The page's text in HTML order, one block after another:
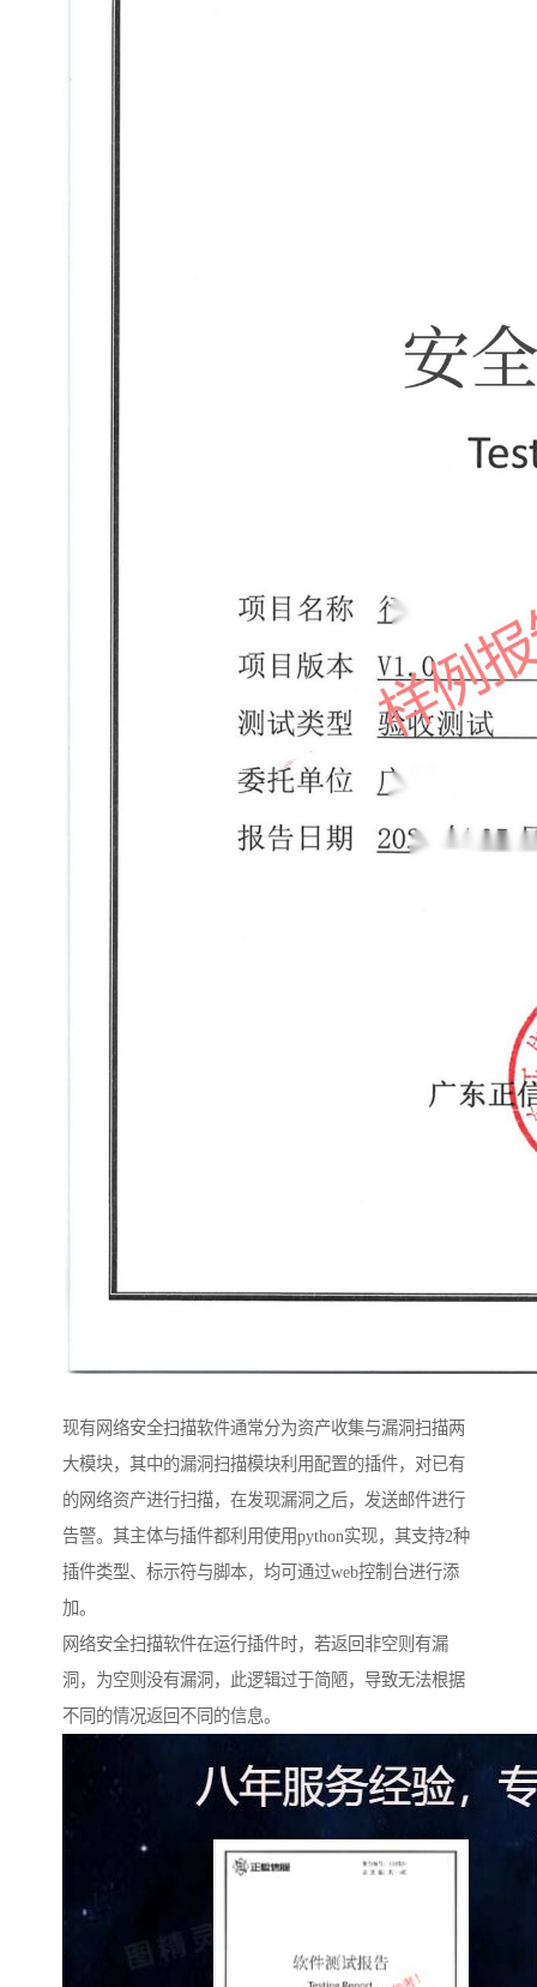
现有网络安全扫描软件通常分为资产收集与漏洞扫描两
大模块，其中的漏洞扫描模块利用配置的插件，对已有
的网络资产进行扫描，在发现漏洞之后，发送邮件进行
告警。其主体与插件都利用使用python实现，其支持2种
插件类型、标示符与脚本，均可通过web控制台进行添
加。
网络安全扫描软件在运行插件时，若返回非空则有漏
洞，为空则没有漏洞，此逻辑过于简陋，导致无法根据
不同的情况返回不同的信息。